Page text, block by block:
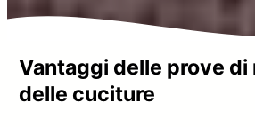
Vantaggi delle prove di
delle cuciture